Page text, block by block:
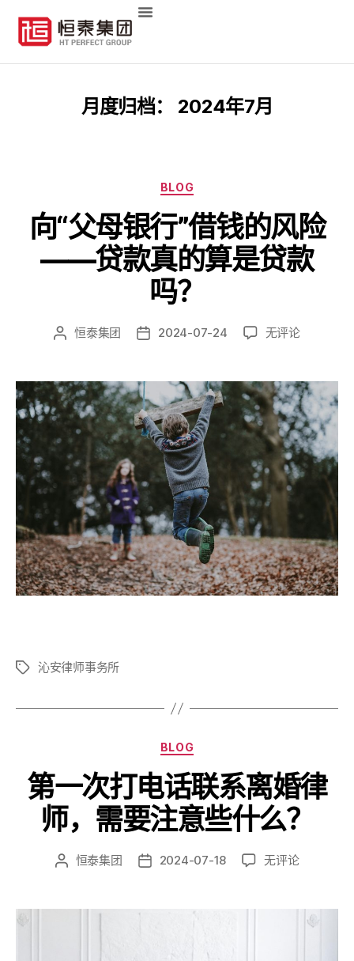
月度归档： 2024年7月
BLOG
向“父母银行”借钱的风险
——贷款真的算是贷款
吗？
恒泰集团 2024-07-24 无评论
沁安律师事务所
BLOG
第一次打电话联系离婚律
师，需要注意些什么？
恒泰集团 2024-07-18 无评论